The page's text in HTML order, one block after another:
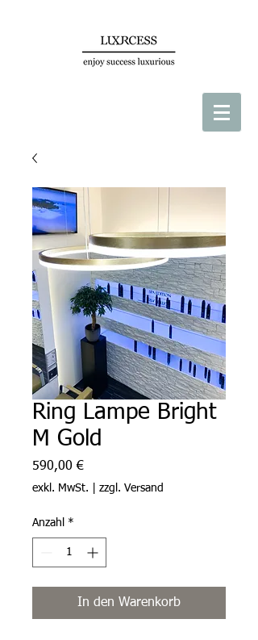
Ring Lampe Bright
M Gold
590,00 €Preis
exkl. MwSt. zzgl. Versand
Anzahl *
In den Warenkorb